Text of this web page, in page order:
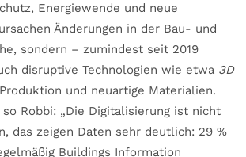
Energiewende und neue
Änderungen in der Bau- und
sondern – zumindest seit 2019
disruptive Technologien wie etwa 3D
Produktion und neuartige Materialien.
so Robbi: „Die Digitalisierung ist nicht
das zeigen Daten sehr deutlich: 29 %
Buildings Information